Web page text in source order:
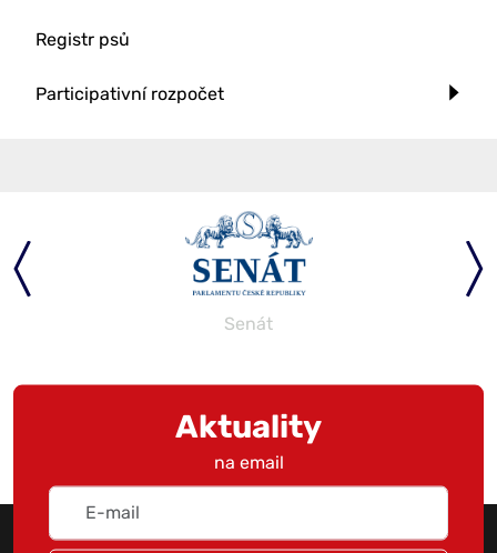
Registr psů
Participativní rozpočet
Senát
Aktuality
na email